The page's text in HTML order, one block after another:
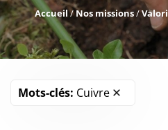
Accueil/Nos missions/
Mots-clés: Cuivre